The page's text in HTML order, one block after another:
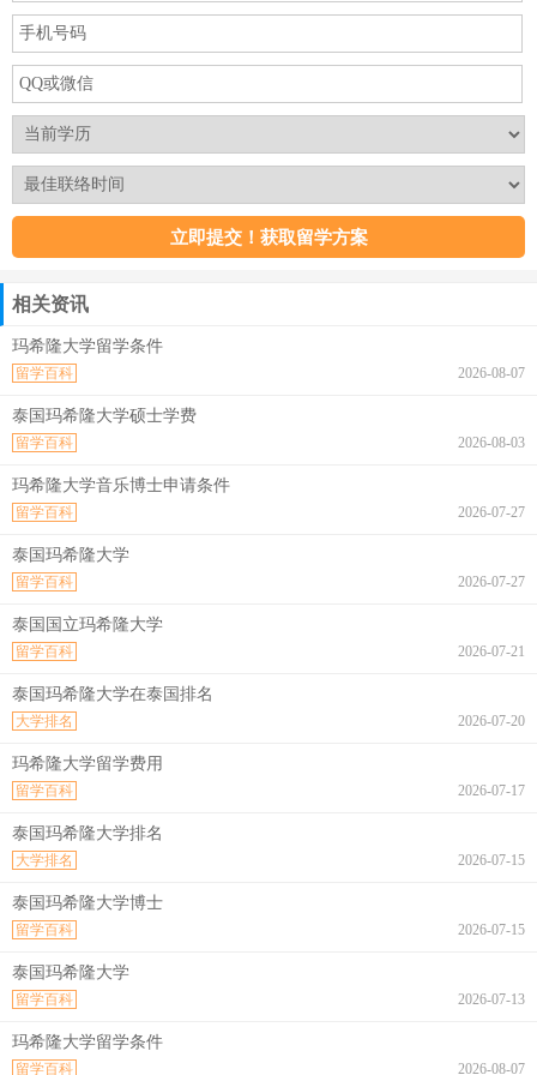
相关资讯
玛希隆大学留学条件
2026-08-07
留学百科
泰国玛希隆大学硕士学费
2026-08-03
留学百科
玛希隆大学音乐博士申请条件
2026-07-27
留学百科
泰国玛希隆大学
2026-07-27
留学百科
泰国国立玛希隆大学
2026-07-21
留学百科
泰国玛希隆大学在泰国排名
2026-07-20
大学排名
玛希隆大学留学费用
2026-07-17
留学百科
泰国玛希隆大学排名
2026-07-15
大学排名
泰国玛希隆大学博士
2026-07-15
留学百科
泰国玛希隆大学
2026-07-13
留学百科
玛希隆大学留学条件
2026-08-07
留学百科